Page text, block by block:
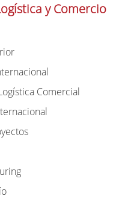
y Comercio
Comercial